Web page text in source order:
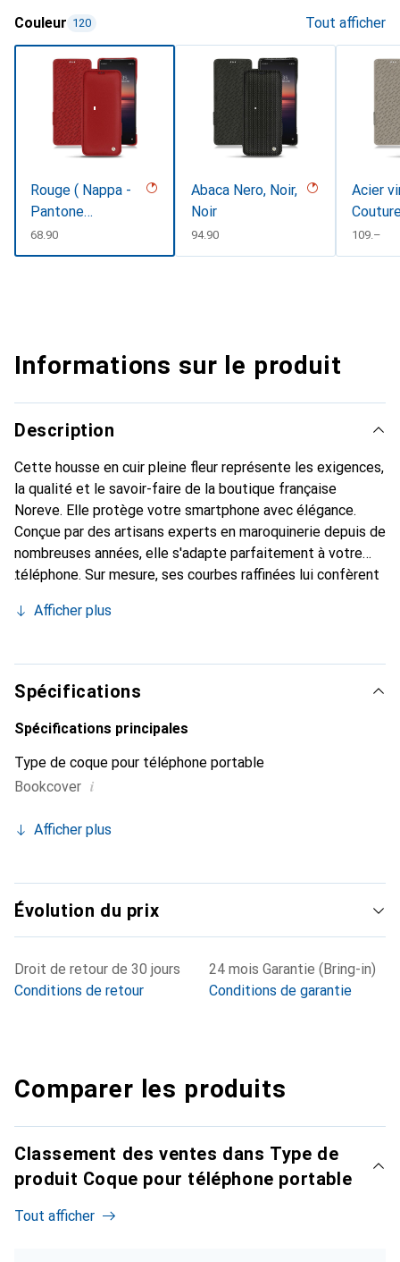
Couleur 120 Tout afficher
Rouge ( Nappa -
Pantone
#d50032 )
CHF
68.90
Abaca Nero, Noir,
Noir
CHF
94.90
Acier
CHF
109.–
Informations sur le produit
Description
Cette housse en cuir pleine fleur représente les exigences,
la qualité et le savoir-faire de la boutique française
Noreve. Elle protège votre smartphone avec élégance.
Conçue par des artisans experts en maroquinerie depuis de
nombreuses années, elle s'adapte parfaitement à votre
téléphone. Sur mesure, ses courbes raffinées lui confèrent
et indispensable de votre smartphone. Reconnaître
marque Noreve est un choix sûr pour une clientèle
exigeante.
Afficher plus
Spécifications
Spécifications principales
Type de coque pour téléphone portable
Bookcover i
Afficher plus
Évolution du prix
Droit de retour de 30 jours
Conditions de retour
24 mois Garantie (Bring-in)
Conditions de garantie
Comparer les produits
Classement des ventes dans Type de
produit Coque pour téléphone portable
Tout afficher